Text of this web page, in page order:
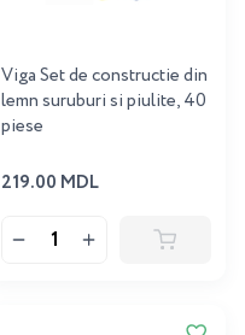
Viga Set de constructie din
lemn suruburi si piulite, 40
piese
219.00 MDL